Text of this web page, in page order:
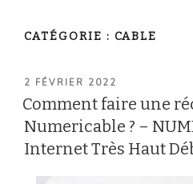
CATÉGORIE : CABLE
PUBLIÉ
LE
2 FÉVRIER 2022
Comment faire une
Numericable ? –
Internet Très Haut